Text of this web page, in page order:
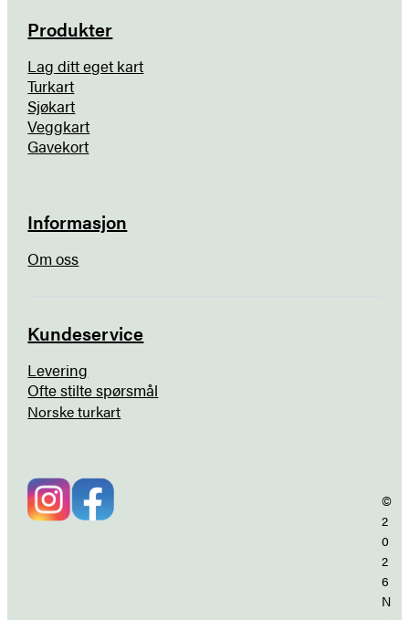
Produkter
Lag ditt eget kart
Turkart
Sjøkart
Veggkart
Gavekort
Informasjon
Om oss
Kundeservice
Levering
Ofte stilte spørsmål
Norske turkart
©
2
0
2
6
N